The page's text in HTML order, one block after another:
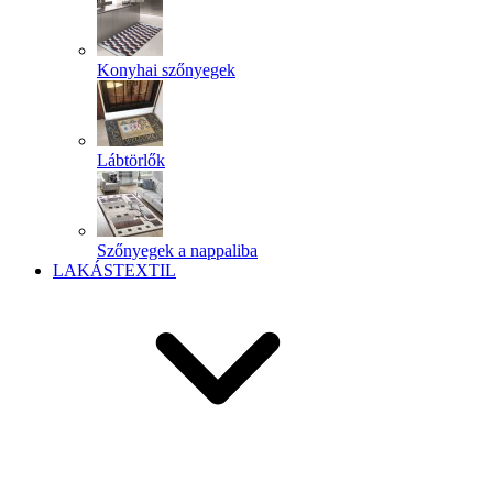
Konyhai szőnyegek
Lábtörlők
Szőnyegek a nappaliba
LAKÁSTEXTIL